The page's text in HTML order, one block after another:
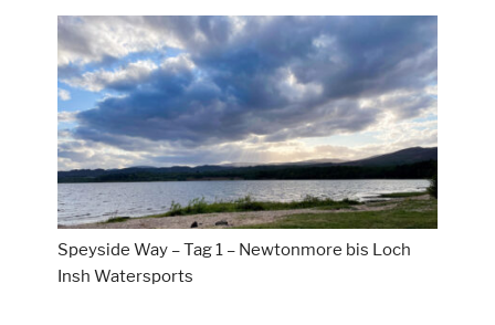
Speyside Way – Tag 1 – Newtonmore bis Loch
Insh Watersports